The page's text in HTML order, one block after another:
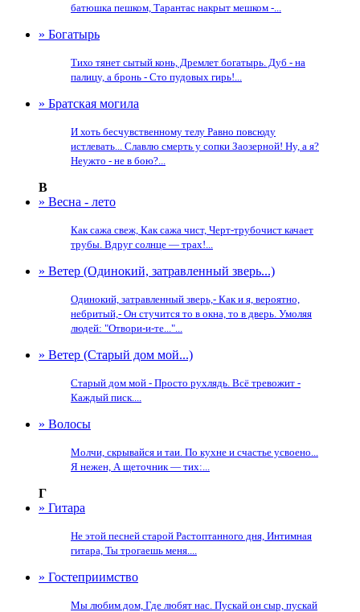
батюшка пешком, Тарантас накрыт мешком -...
» Богатырь
Тихо тянет сытый конь, Дремлет богатырь. Дуб - на
палицу, а бронь - Сто пудовых гирь!...
» Братская могила
И хоть бесчувственному телу Равно повсюду
истлевать... Славлю смерть у сопки Заозерной! Ну, а я?
Неужто - не в бою?...
В
» Весна - лето
Как сажа свеж, Как сажа чист, Черт-трубочист качает
трубы. Вдруг солнце — трах!...
» Ветер (Одинокий, затравленный зверь...)
Одинокий, затравленный зверь,- Как и я, вероятно,
небритый,- Он стучится то в окна, то в дверь. Умоляя
людей: "Отвори-и-те..."...
» Ветер (Старый дом мой...)
Старый дом мой - Просто рухлядь. Всё тревожит -
Каждый писк....
» Волосы
Молчи, скрывайся и таи. По кухне и счастье усвоено...
Я нежен, А щеточник — тих:...
Г
» Гитара
Не этой песней старой Растоптанного дня, Интимная
гитара, Ты трогаешь меня....
» Гостеприимство
Мы любим дом, Где любят нас. Пускай он сыр, пускай